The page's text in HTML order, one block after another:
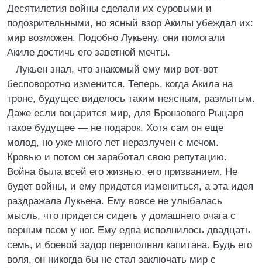
Десятилетия войны сделали их суровыми и
подозрительными, но ясный взор Акилы убеждал их:
мир возможен. Подобно Лукьену, они помогали
Акиле достичь его заветной мечты.
Лукьен знал, что знакомый ему мир вот-вот
бесповоротно изменится. Теперь, когда Акила на
троне, будущее виделось таким неясным, размытым.
Даже если воцарится мир, для Бронзового Рыцаря
такое будущее — не подарок. Хотя сам он еще
молод, но уже много лет неразлучен с мечом.
Кровью и потом он заработал свою репутацию.
Война была всей его жизнью, его призванием. Не
будет войны, и ему придется измениться, а эта идея
раздражала Лукьена. Ему вовсе не улыбалась
мысль, что придется сидеть у домашнего очага с
верным псом у ног. Ему едва исполнилось двадцать
семь, и боевой задор переполнял капитана. Будь его
воля, он никогда бы не стал заключать мир с